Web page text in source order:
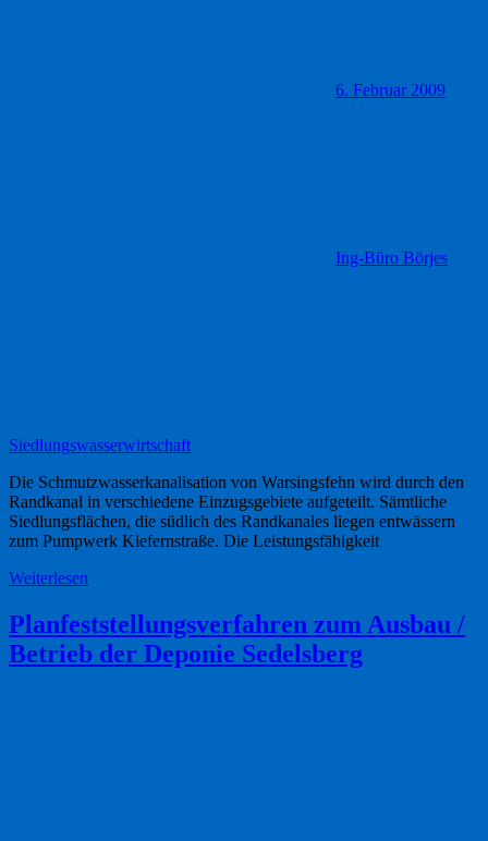
6. Februar 2009
Ing-Büro Börjes
Siedlungswasserwirtschaft
Die Schmutzwasserkanalisation von Warsingsfehn wird durch den
Randkanal in verschiedene Einzugsgebiete aufgeteilt. Sämtliche
Siedlungsflächen, die südlich des Randkanales liegen entwässern
zum Pumpwerk Kiefernstraße. Die Leistungsfähigkeit
Weiterlesen
Planfeststellungsverfahren zum Ausbau /
Betrieb der Deponie Sedelsberg